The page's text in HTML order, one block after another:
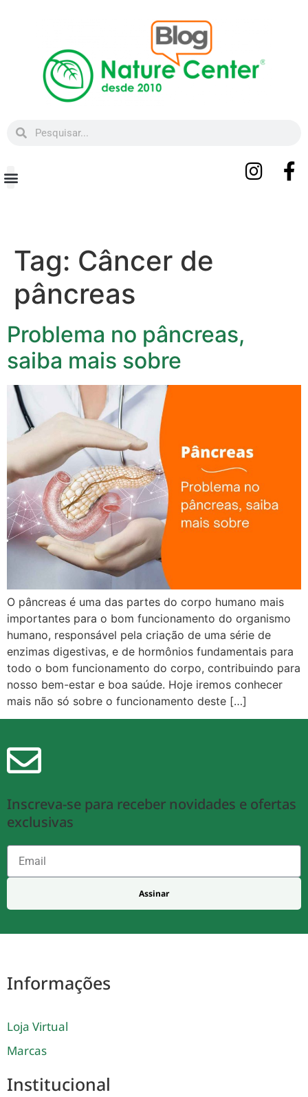
Tag: Câncer de
pâncreas
Problema no pâncreas,
saiba mais sobre
O pâncreas é uma das partes do corpo humano mais
importantes para o bom funcionamento do organismo
humano, responsável pela criação de uma série de
enzimas digestivas, e de hormônios fundamentais para
todo o bom funcionamento do corpo, contribuindo para
nosso bem-estar e boa saúde. Hoje iremos conhecer
mais não só sobre o funcionamento deste […]
Inscreva-se para receber novidades e ofertas
exclusivas
Assinar
Informações
Loja Virtual
Marcas
Institucional